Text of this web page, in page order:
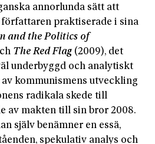
annorlunda sätt att
praktiserade i sina
and the Politics of
The Red Flag(2009), det
underbyggd och analytiskt
kommunismens utveckling
radikala skede till
av makten till sin bror 2008.
själv benämner en essä,
spekulativ analys och